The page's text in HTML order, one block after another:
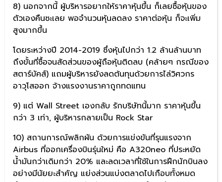
8) นอกจากนี้ ผู้บริหารอยากให้ราคาหุ้นขึ้น ก็เลยซื้อหุ้นของ
ตัวเองคืนซะเลย พอจำนวนหุ้นลดลง ราคาต่อหุ้น ก็จะเพิ่ม
สูงมากขึ้น
โดยระหว่างปี 2014-2019 ซึ่งหุ้นไปกว่า 1.2 ล้านล้านบาท
ถึงขั้นที่ซื้อจนสัดส่วนของผู้ถือหุ้นติดลบ (คล้ายๆ กรณีของ
สตาร์บัคส์) แถมผู้บริหารยังลดต้นทุนด้วยการไล่วิศวกร
อาวุโสออก จ้างแรงงานราคาถูกทดแทน
9) แต่ Wall Street เองกลับ รักบริษัทนี้มาก ราคาหุ้นขึ้น
กว่า 3 เท่า, ผู้บริหารกลายเป็น Rock Star
10) สถานการณ์พลิกผัน ด้วยการแข่งขันที่รุนแรงจาก
Airbus ที่ออกเครื่องบินรุ่นใหม่ คือ A320neo ที่ประหยัด
น้ำมันกว่าเดิมกว่า 20% และลดเวลาที่ใช้ในการฝึกนักบินลง
อย่างมีนัยยะสำคัญ แย่งส่วนแบ่งตลาดไปเกือบทั้งหมด